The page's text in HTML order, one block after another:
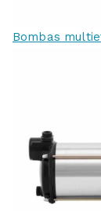
Bombas